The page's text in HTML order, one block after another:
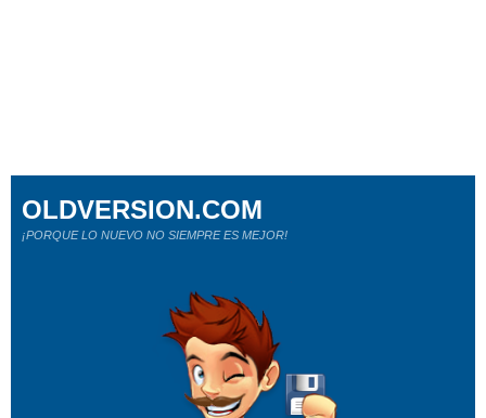
OLDVERSION.COM
¡PORQUE LO NUEVO NO SIEMPRE ES MEJOR!